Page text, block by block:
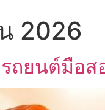
2026
ถยนต์มือ